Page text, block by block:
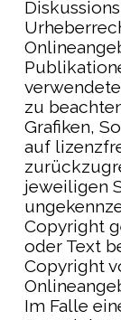
zu
Grafiken,
auf
jeweiligen
Copyright
oder Text
Copyright
Im Falle